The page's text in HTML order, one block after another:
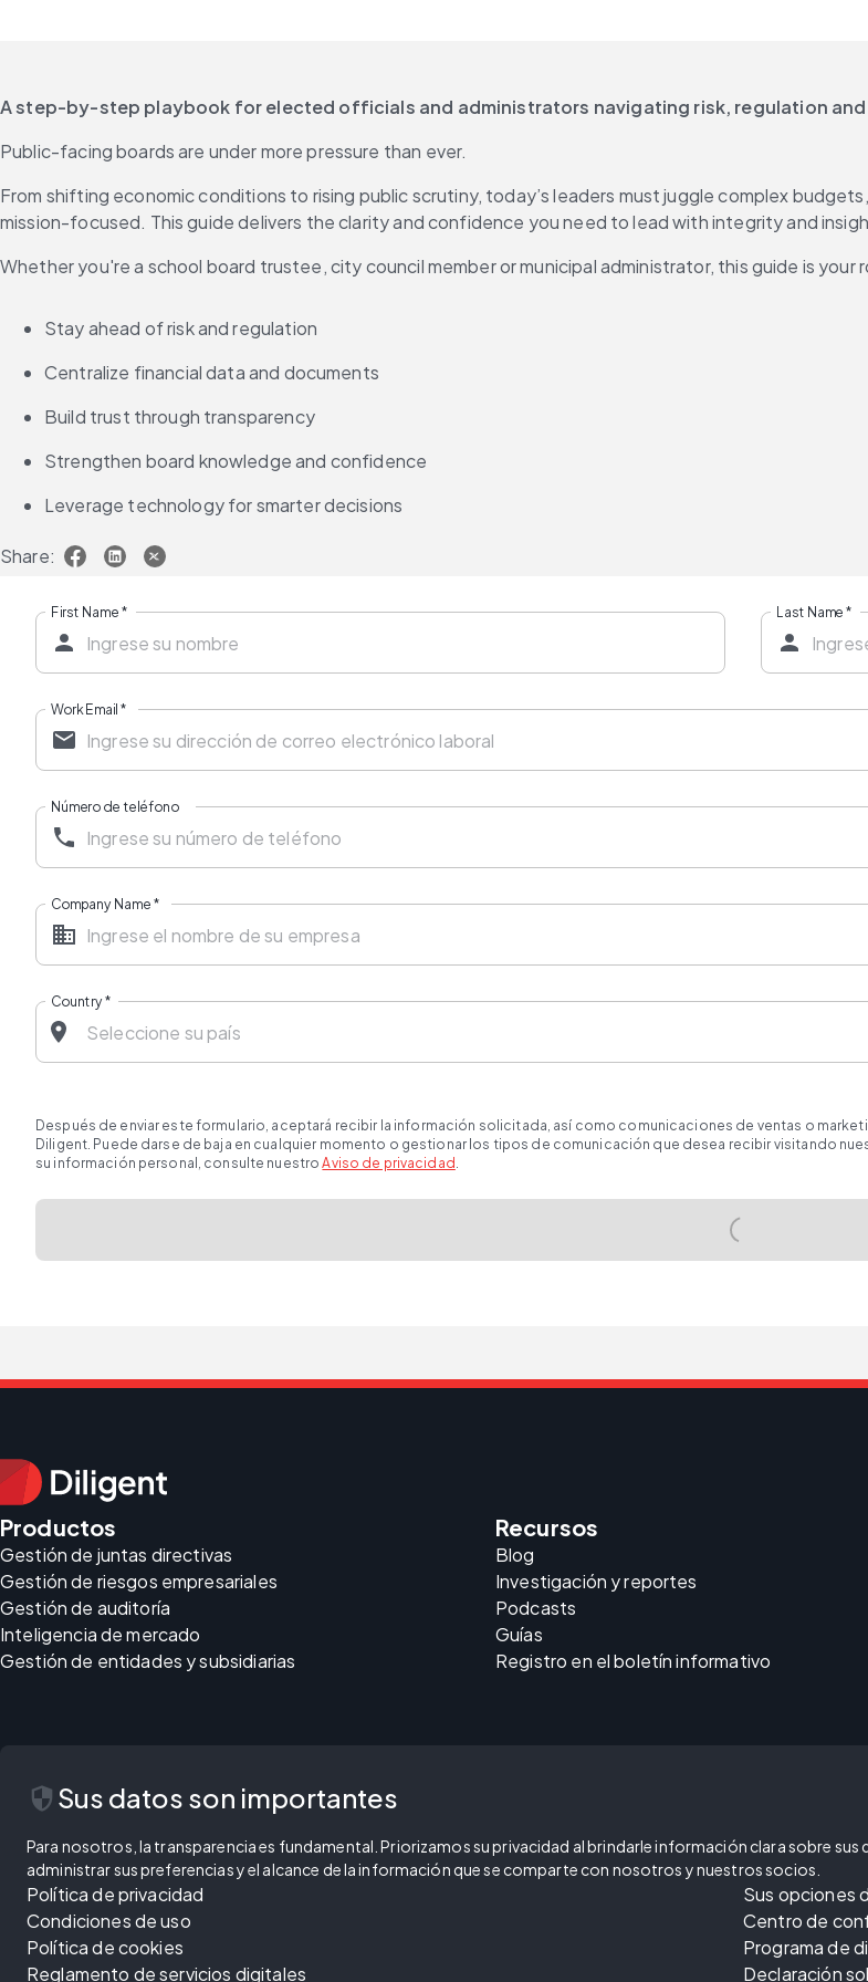
A step-by-step playbook for elected officials and administrators navigating risk, regulation
Public-facing boards are under more pressure than ever.
From shifting economic conditions to rising public scrutiny, today’s leaders must juggle complex
mission-focused. This guide delivers the clarity and confidence you need to lead with integrity and
Whether you're a school board trustee, city council member or municipal administrator, this guide is
Stay ahead of risk and regulation
Centralize financial data and documents
Build trust through transparency
Strengthen board knowledge and confidence
Leverage technology for smarter decisions
Share:
First Name* Last Name *
Work Email*
Número de teléfono
Company Name*
Country*
Después de enviar este formulario, aceptará recibir la información solicitada, así como comunicaciones de ventas o
Diligent. Puede darse de baja en cualquier momento o gestionar los tipos de comunicación que desea recibir visitando
su información personal, consulte nuestroAviso de privacidad .
Productos
Gestión de juntas directivas
Gestión de riesgos empresariales
Gestión de auditoría
Inteligencia de mercado
Gestión de entidades y subsidiarias
Recursos
Blog
Investigación y reportes
Podcasts
Guías
Registro en el boletín informativo
security Sus datos son importantes
Para nosotros, la transparencia es fundamental. Priorizamos su privacidad al brindarle información clara sobre
administrar sus preferencias y el alcance de la información que se comparte con nosotros y nuestros socios.
Política de privacidad
Condiciones de uso
Política de cookies
Reglamento de servicios digitales
Sus opciones
Centro de
Programa de
Declaración